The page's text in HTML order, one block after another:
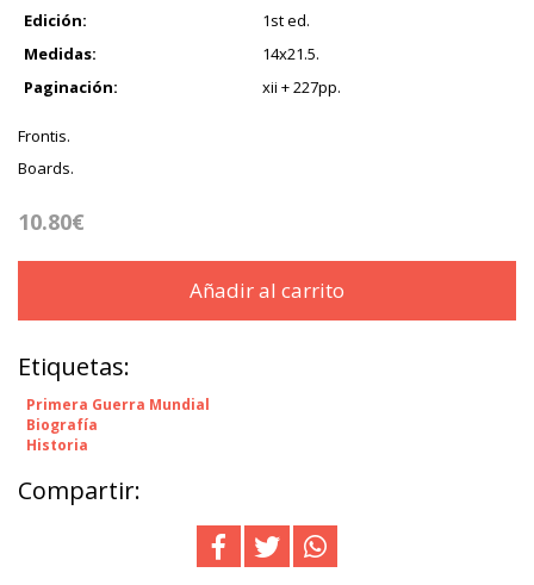
Edición:
1st ed.
Medidas:
14x21.5.
Paginación:
xii + 227pp.
Frontis.
Boards.
10.80€
Añadir al carrito
Etiquetas:
Primera Guerra Mundial
Biografía
Historia
Compartir: